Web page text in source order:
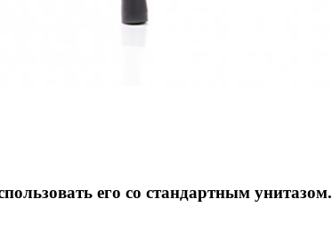
его со стандартным унитазом.